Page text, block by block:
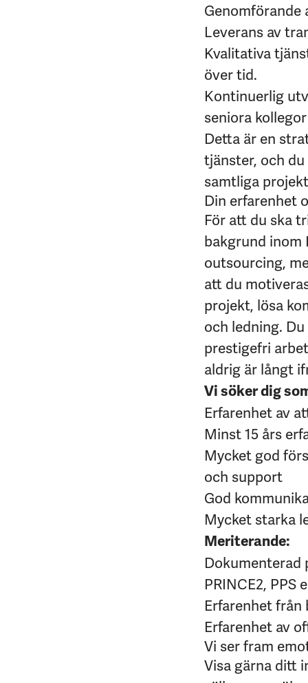
Genomförande
Leverans av
Kvalitativa
över tid.
Kontinuerlig
seniora kollegor
Detta är en
tjänster, och
samtliga
Din erfarenhet
För att du ska
bakgrund inom
outsourcing,
att du
projekt, lösa
och ledning.
prestigefri
aldrig är långt
Vi söker dig
Erfarenhet av
Minst 15 års
Mycket god
och support
God
Mycket starka
Meriterande:
Dokumenterad
PRINCE2, PPS
Erfarenhet från
Erfarenhet av
Vi ser fram
Visa gärna ditt